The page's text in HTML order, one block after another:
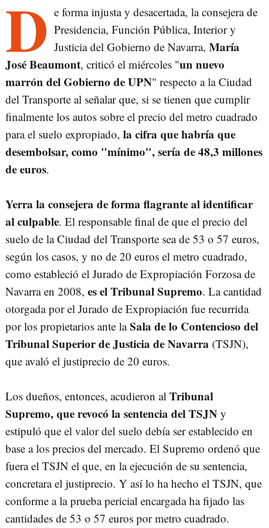
D e forma injusta y desacertada, la consejera de
Presidencia, Función Pública, Interior y
Justicia del Gobierno de Navarra, María
José Beaumont, criticó el miércoles "un nuevo
marrón del Gobierno de UPN" respecto a la Ciudad
del Transporte al señalar que, si se tienen que cumplir
finalmente los autos sobre el precio del metro cuadrado
para el suelo expropiado, la cifra que habría que
desembolsar, como "mínimo", sería de 48,3 millones
de euros.
Yerra la consejera de forma flagrante al identificar
al culpable. El responsable final de que el precio del
suelo de la Ciudad del Transporte sea de 53 o 57 euros,
según los casos, y no de 20 euros el metro cuadrado,
como estableció el Jurado de Expropiación Forzosa de
Navarra en 2008, es el Tribunal Supremo. La cantidad
otorgada por el Jurado de Expropiación fue recurrida
por los propietarios ante laSala de lo Contencioso del
Tribunal Superior de Justicia de Navarra (TSJN),
que avaló el justiprecio de 20 euros.
Los dueños, entonces, acudieron al Tribunal
Supremo, que revocó la sentencia del TSJN y
estipuló que el valor del suelo debía ser establecido en
base a los precios del mercado. El Supremo ordenó que
fuera el TSJN el que, en la ejecución de su sentencia,
concretara el justiprecio. Y así lo ha hecho el TSJN, que
conforme a la prueba pericial encargada ha fijado las
cantidades de 53 o 57 euros por metro cuadrado.